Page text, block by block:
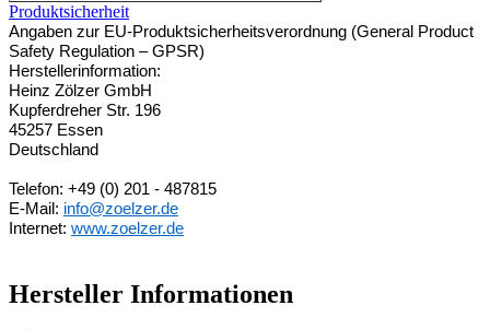
Produktsicherheit
Angaben zur EU-Produktsicherheitsverordnung (General Product
Safety Regulation – GPSR)
Herstellerinformation:
Heinz Zölzer GmbH
Kupferdreher Str. 196
45257 Essen
Deutschland
Telefon: +49 (0) 201 - 487815
E-Mail: info@zoelzer.de
Internet: www.zoelzer.de
Hersteller Informationen